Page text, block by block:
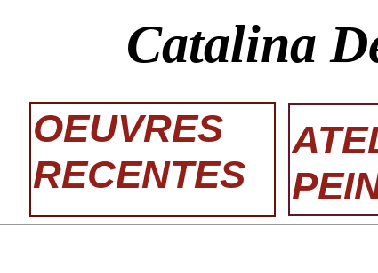
OEUVRES
RECENTES
Catalina